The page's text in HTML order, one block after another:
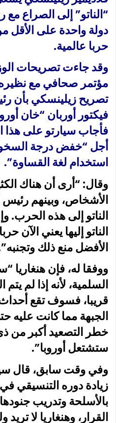
“الناتو” إلى الصراع
دولة واحدة على
حربا عالمية.
وقد جاءت تصريحات
مؤتمر صحافي مع نظيره
تصريح زيلينسكي بأن
فيكتور أوربان “خان
فأجاب سيارتو على هذا
أجل “خفض درجة
استخدام لغة القساوة”.
وقال: “أرى أن هناك
الأشخاص، وبينهم رئيس
الناتو إلى هذه الحرب.
الناتو إليها يعني الآن
الأفضل منع ذلك
ووفقا له، فإن هنغاريا
السلمية، لأنه إذا لم
قريبا، فسوف تقع
الجبهة مما كانت عليه
خطر التصعيد أكبر من
ستشتعل أوروبا”.
وفي وقت سابق، قال
زيادة دوره التنسيقي في
القرار، وهنغاريا لا